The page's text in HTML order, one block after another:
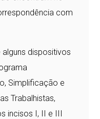
com
dispositivos
Simplificação e
Trabalhistas,
incisos I, II e III